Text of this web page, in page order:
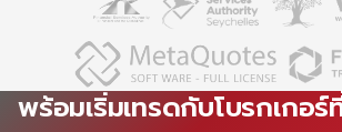
พร้อมเริ่มเทรดกับโบรกเกอ